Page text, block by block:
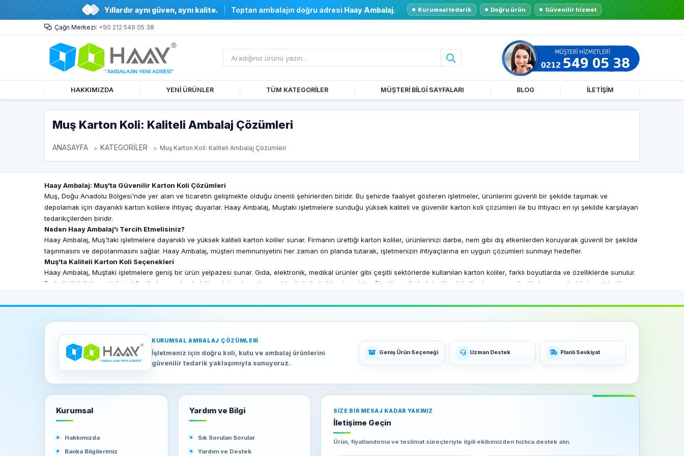
Yıllardır aynı güven, aynı kalite. Toptan ambalajın doğru adresi Haay Ambalaj. Kurumsal tedarik Doğru ürün Güvenilir hizmet
Çağrı Merkezi: +90 212 549 05 38
HAKKIMIZDA YENİ ÜRÜNLER TÜM KATEGORİLER MÜŞTERİ BİLGİ SAYFALARI BLOG İLETİŞİM
Muş Karton Koli: Kaliteli Ambalaj Çözümleri
ANASAYFA KATEGORİLER Muş Karton Koli: Kaliteli Ambalaj Çözümleri
Haay Ambalaj: Muş'ta Güvenilir Karton Koli Çözümleri
Muş, Doğu Anadolu Bölgesi'nde yer alan ve ticaretin gelişmekte olduğu önemli şehirlerden biridir. Bu şehirde faaliyet gösteren işletmeler, ürünlerini güvenli bir şekilde taşımak ve
depolamak için dayanıklı karton kolilere ihtiyaç duyarlar. Haay Ambalaj, Muştaki işletmelere sunduğu yüksek kaliteli ve güvenilir karton koli çözümleri ile bu ihtiyacı en iyi şekilde karşılayan
tedarikçilerden biridir.
Neden Haay Ambalaj'ı Tercih Etmelisiniz?
Haay Ambalaj, Muş'taki işletmelere dayanıklı ve yüksek kaliteli karton koliler sunar. Firmanın ürettiği karton koliler, ürünlerinizi darbe, nem gibi dış etkenlerden koruyarak güvenli bir şekilde
taşınmasını ve depolanmasını sağlar. Haay Ambalaj, müşteri memnuniyetini her zaman ön planda tutarak, işletmenizin ihtiyaçlarına en uygun çözümleri sunmayı hedefler.
Muş'ta Kaliteli Karton Koli Seçenekleri
Haay Ambalaj, Muştaki işletmelere geniş bir ürün yelpazesi sunar. Gıda, elektronik, medikal ürünler gibi çeşitli sektörlerde kullanılan karton koliler, farklı boyutlarda ve özelliklerde sunulur.
Bu kaliteli ürünler, rekabetçi fiyatlarla sunularak, bütçenizi zorlamadan en iyi çözümleri elde etmenizi sağlar. Haay Ambalaj, yüksek kaliteyi uygun maliyetlerle sunarak, işletmenizin tüm
Zamanında Teslimat ve Güvenilir Hizmet
sağlar. Güçlü lojistik ağı sayesinde, ihtiyaç duyduğunuz karton kolilere zamanında sahip olabilir ve işlerinizi aksatmadan sürdürebilirsiniz.
Sonuç
Muş'ta karton koli ihtiyacınız için Haay Ambalaj, kaliteli ve güvenilir çözümler sunan en iyi tercihtir. Dayanıklı ürünleri, geniş ürün yelpazesi ve müşteri odaklı hizmet anlayışı ile Haay
Ambalaj, işletmenizin tüm ambalaj ihtiyaçlarını karşılayacak kapasitededir. Haay Ambalaj ile çalışarak, Muş'taki işletmenizin ihtiyaçlarına en uygun karton kolilere sahip olabilirsiniz.
KURUMSAL AMBALAJ ÇÖZÜMLERI
İşletmeniz için doğru koli, kutu ve ambalaj ürünlerini
güvenilir tedarik yaklaşımıyla sunuyoruz.
Geniş Ürün Seçeneği Uzman Destek Planlı Sevkiyat
Kurumsal
Hakkımızda
Banka Bilgilerimiz
Yardım ve Bilgi
Sık Sorulan Sorular
Yardım ve Destek
SIZE BIR MESAJ KADAR YAKINIZ
İletişime Geçin
Ürün, fiyatlandırma ve teslimat süreçleriyle ilgili ekibimizden hızlıca destek alın.